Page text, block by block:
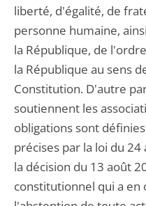
liberté, d'égalité, de
personne humaine,
la République, de
la République au sens
Constitution. D'autre
soutiennent les
obligations sont
précises par la loi du
la décision du 13 août
constitutionnel qui a en